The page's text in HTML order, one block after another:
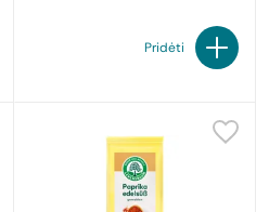
Pridėti